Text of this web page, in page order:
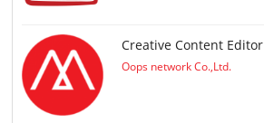
Creative Content Editor
Oops network Co.,Ltd.